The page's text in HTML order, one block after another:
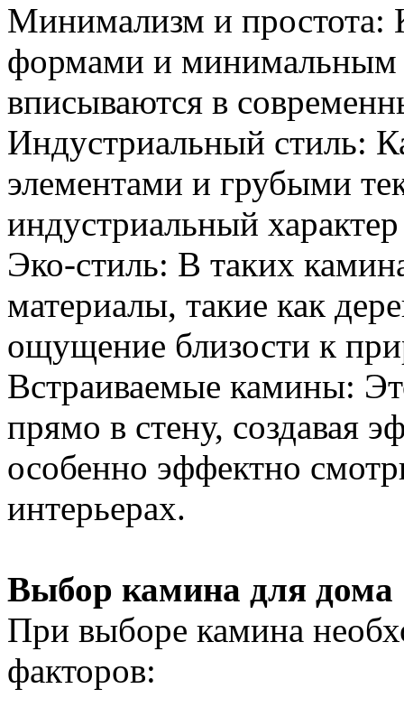
Минимализм и
формами и минимальным
вписываются в
Индустриальный стиль:
элементами и грубыми
индустриальный
Эко-стиль: В таких
материалы, такие как
ощущение близости к
Встраиваемые камины:
прямо в стену, создавая
особенно эффектно
интерьерах.
Выбор камина для дома
При выборе камина
факторов: